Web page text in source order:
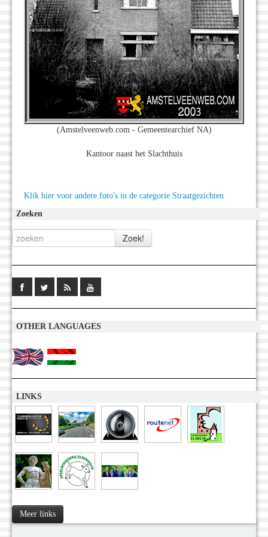
(Amstelveenweb.com - Gemeentearchief NA)
Kantoor naast het Slachthuis
Klik hier voor andere foto's in de categorie Straatgezichten
Zoeken
OTHER LANGUAGES
LINKS
Meer links